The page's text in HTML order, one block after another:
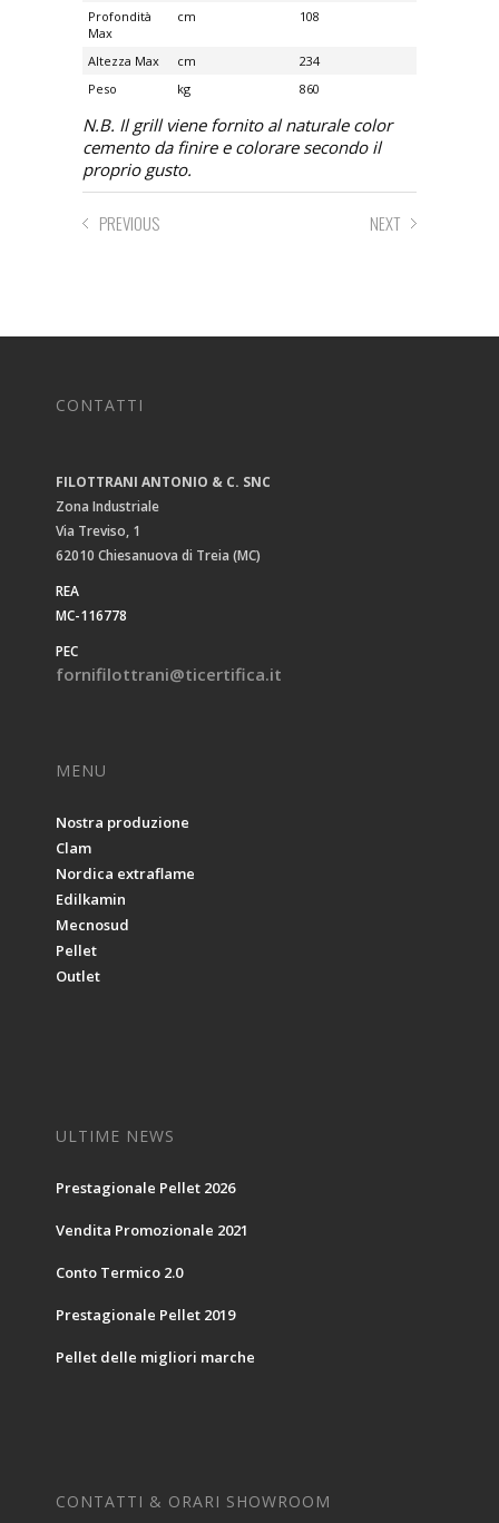
Profondità
Max
cm 108
Altezza Max cm
234
Peso
kg 860
N.B. Il grill viene fornito al naturale color
cemento da finire e colorare secondo il
proprio gusto.
PREVIOUS NEXT
CONTATTI
FILOTTRANI ANTONIO & C. SNC
Zona Industriale
Via Treviso, 1
62010 Chiesanuova di Treia (MC)
REA
MC-116778
PEC
fornifilottrani@ticertifica.it
MENU
Nostra produzione
Clam
Nordica extraflame
Edilkamin
Mecnosud
Pellet
Outlet
ULTIME NEWS
Prestagionale Pellet 2026
Vendita Promozionale 2021
Conto Termico 2.0
Prestagionale Pellet 2019
Pellet delle migliori marche
CONTATTI & ORARI SHOWROOM